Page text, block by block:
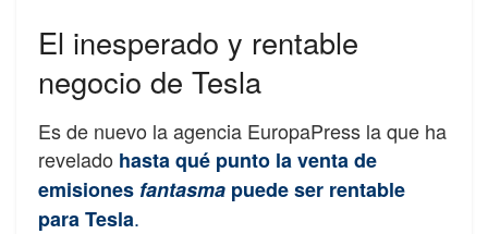
El inesperado y rentable
negocio de Tesla
Es de nuevo la agencia EuropaPress la que ha
revelado hasta qué punto la venta de
emisiones fantasma puede ser rentable
para Tesla.